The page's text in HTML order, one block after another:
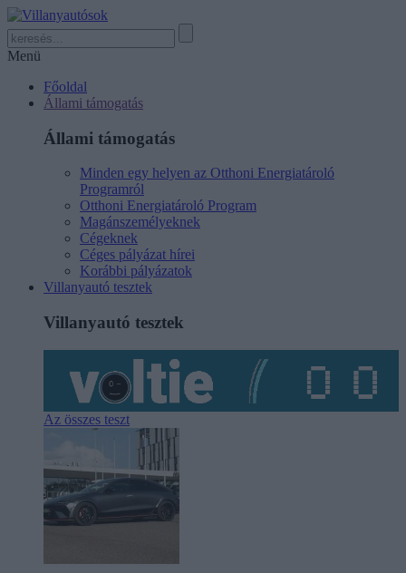
Menü
Főoldal
Állami támogatás
Állami támogatás
Minden egy helyen az Otthoni Energiatároló
Programról
Otthoni Energiatároló Program
Magánszemélyeknek
Cégeknek
Céges pályázat hírei
Korábbi pályázatok
Villanyautó tesztek
Villanyautó tesztek
Az összes teszt